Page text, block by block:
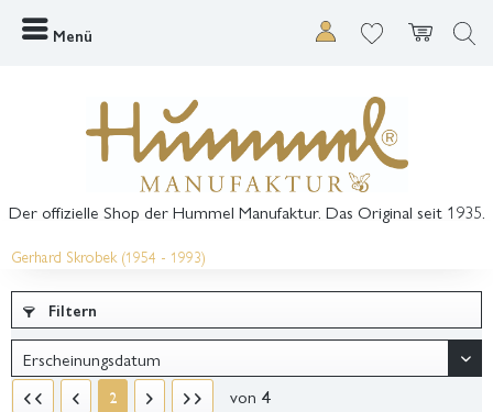
Menü
Der offizielle Shop der Hummel Manufaktur. Das Original seit 1935.
Gerhard Skrobek (1954 - 1993)
Filtern
2 von 4